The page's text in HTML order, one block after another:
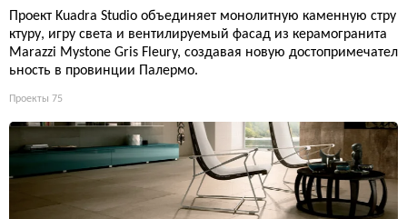
Проект Kuadra Studio объединяет монолитную каменную стру
ктуру, игру света и вентилируемый фасад из керамогранита
Marazzi Mystone Gris Fleury, создавая новую достопримечател
ьность в провинции Палермо.
Проекты 75